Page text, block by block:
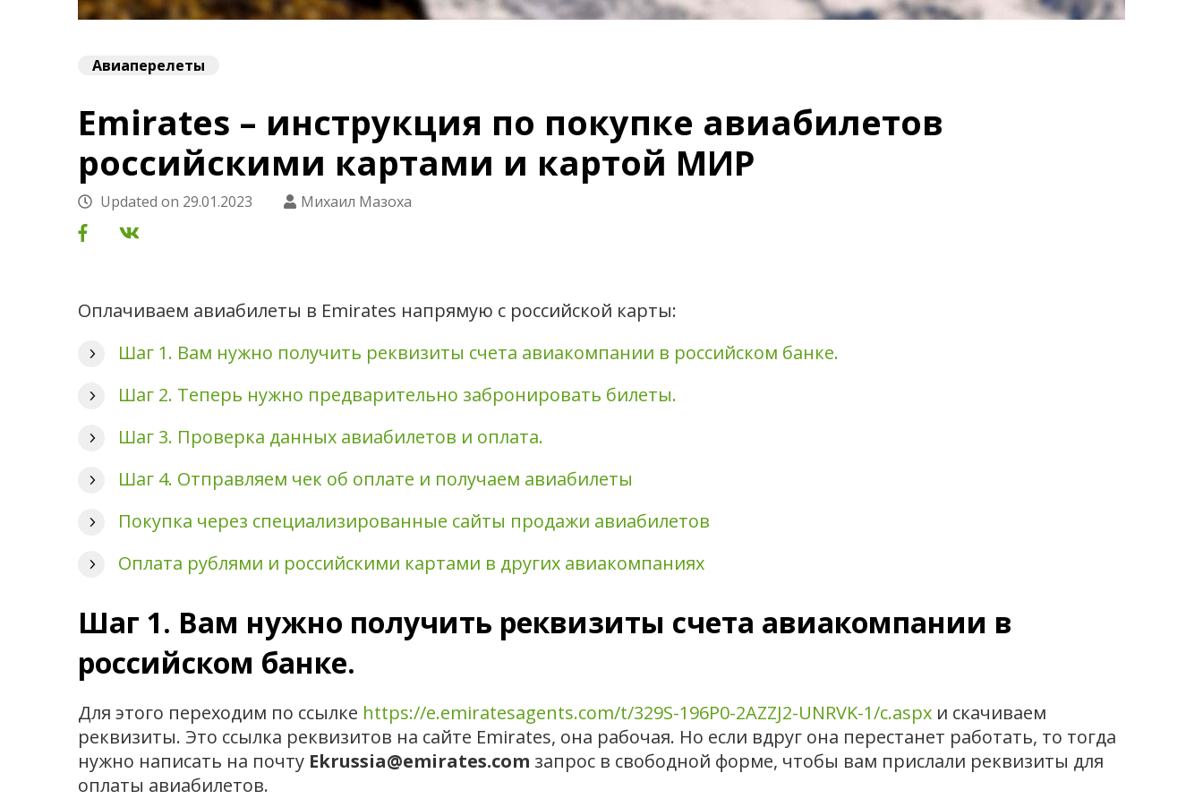
Авиаперелеты
Emirates – инструкция по покупке авиабилетов
российскими картами и картой МИР
Updated on 29.01.2023 Михаил Мазоха
Оплачиваем авиабилеты в Emirates напрямую с российской карты:
Шаг 1. Вам нужно получить реквизиты счета авиакомпании в российском банке.
Шаг 2. Теперь нужно предварительно забронировать билеты.
Шаг 3. Проверка данных авиабилетов и оплата.
Шаг 4. Отправляем чек об оплате и получаем авиабилеты
Покупка через специализированные сайты продажи авиабилетов
Оплата рублями и российскими картами в других авиакомпаниях
Шаг 1. Вам нужно получить реквизиты счета авиакомпании в
российском банке.
Для этого переходим по ссылке https://e.emiratesagents.com/t/329S-196P0-2AZZJ2-UNRVK-1/c.aspx и скачиваем
реквизиты. Это ссылка реквизитов на сайте Emirates, она рабочая. Но если вдруг она перестанет работать, то тогда
нужно написать на почту Ekrussia@emirates.com запрос в свободной форме, чтобы вам прислали реквизиты для
оплаты авиабилетов.